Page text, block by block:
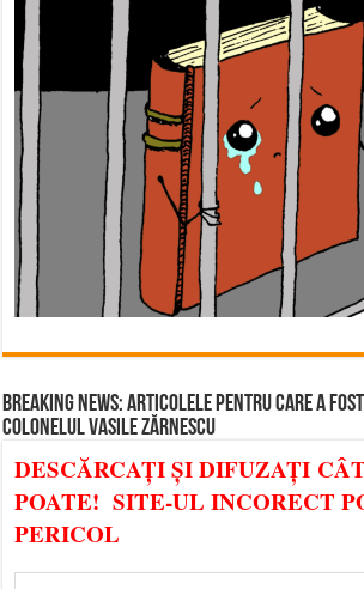
BREAKING NEWS: ARTICOLELE PENTRU CARE A
COLONELUL VASILE ZĂRNESCU
DESCĂRCAȚI ȘI DIFUZAȚI
POATE! SITE-UL INCORECT
PERICOL